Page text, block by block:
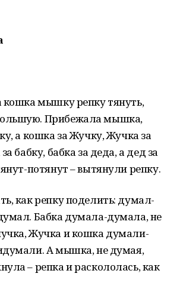
кошка мышку репку тянуть,
Прибежала мышка,
а кошка за Жучку, Жучка за
бабку, бабка за деда, а дед за
потянут – вытянули репку.
как репку поделить: думал-
Бабка думала-думала, не
Жучка и кошка думали-
А мышка, не думая,
– репка и раскололась, как